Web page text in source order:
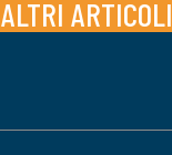
ALTRI ARTICOLI